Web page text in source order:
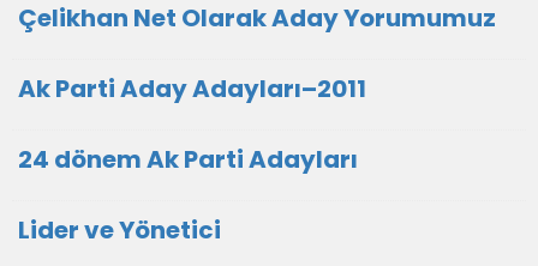
Çelikhan Net Olarak Aday Yorumumuz
Ak Parti Aday Adayları–2011
24 dönem Ak Parti Adayları
Lider ve Yönetici